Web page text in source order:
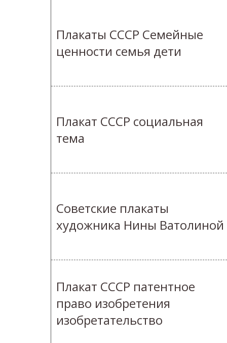
Плакаты СССР Семейные
ценности семья дети
Плакат СССР социальная
тема
Советские плакаты
художника Нины Ватолиной
Плакат СССР патентное
право изобретения
изобретательство